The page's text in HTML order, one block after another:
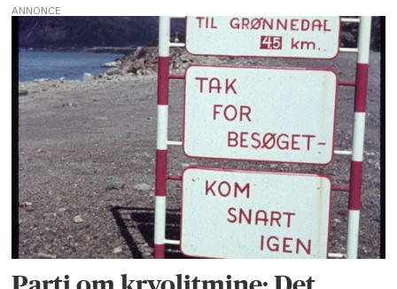
ANNONCE